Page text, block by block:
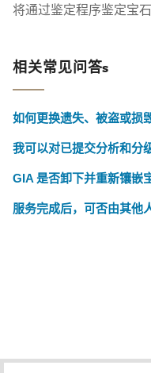
将通过鉴定程序鉴定宝
相关常见问答s
如何更换遗失、被盗或损
我可以对已提交分析和分
GIA 是否卸下并重新镶嵌
服务完成后，可否由其他